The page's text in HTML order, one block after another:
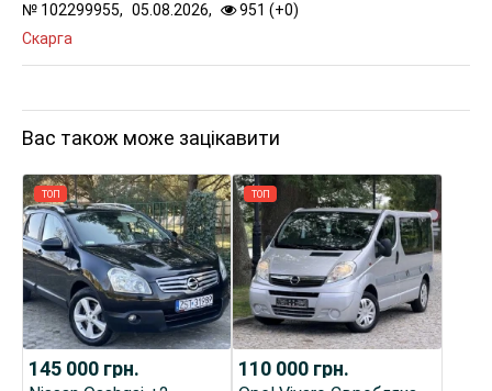
№ 102299955, 05.08.2026, 951 (+0)
Скарга
Вас також може зацікавити
ТОП
145 000 грн.
ТОП
110 000 грн.